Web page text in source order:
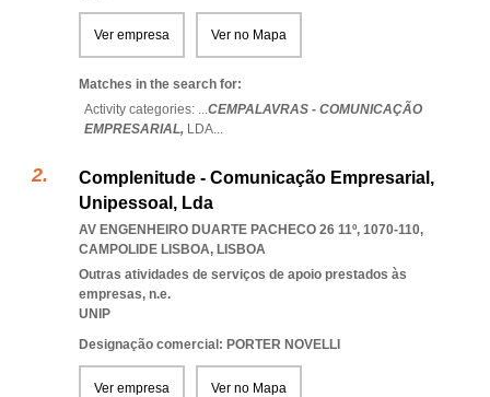
Ver empresa Ver no Mapa
Matches in the search for:
Activity categories: ...CEMPALAVRAS - COMUNICAÇÃO
EMPRESARIAL, LDA...
Complenitude - Comunicação Empresarial,
Unipessoal, Lda
AV ENGENHEIRO DUARTE PACHECO 26 11º, 1070-110,
CAMPOLIDE LISBOA, LISBOA
Outras atividades de serviços de apoio prestados às
empresas, n.e.
UNIP
Designação comercial: PORTER NOVELLI
Ver empresa Ver no Mapa